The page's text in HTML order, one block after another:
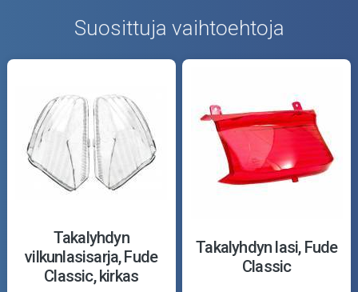
Suosittuja vaihtoehtoja
Takalyhdyn
vilkunlasisarja, Fude
Classic, kirkas
Takalyhdyn lasi, Fude
Classic